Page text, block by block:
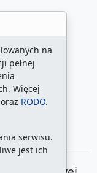
na
pełnej
Więcej
oraz RODO.
serwisu.
jest ich